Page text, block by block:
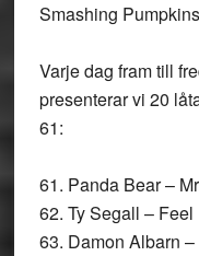
Smashing
Varje dag fram till
presenterar vi 20
61:
61. Panda Bear –
62. Ty Segall – Feel
63. Damon Albarn